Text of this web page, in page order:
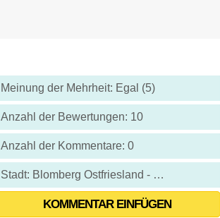
Meinung der Mehrheit: Egal (5)
Anzahl der Bewertungen: 10
Anzahl der Kommentare: 0
Stadt: Blomberg Ostfriesland - Deutschland
KOMMENTAR EINFÜGEN